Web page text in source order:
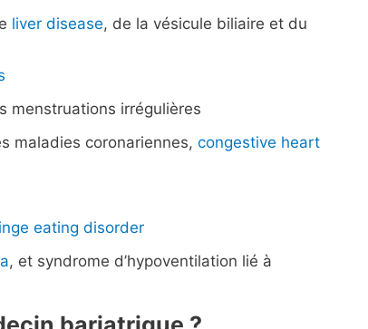
liver disease, de la vésicule biliaire et du
menstruations irrégulières
maladies coronariennes, congestive heart
eating disorder
, et syndrome d’hypoventilation lié à